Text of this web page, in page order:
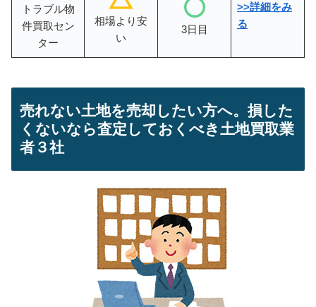
トラブル物
件買取セン
ター
相場より安
い
3日目
>>詳細をみ
る
売れない土地を売却したい方へ。損した
くないなら査定しておくべき土地買取業
者３社